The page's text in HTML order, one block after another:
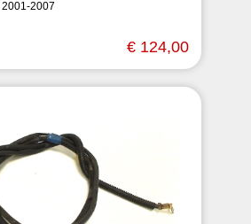
2007
€ 124,00